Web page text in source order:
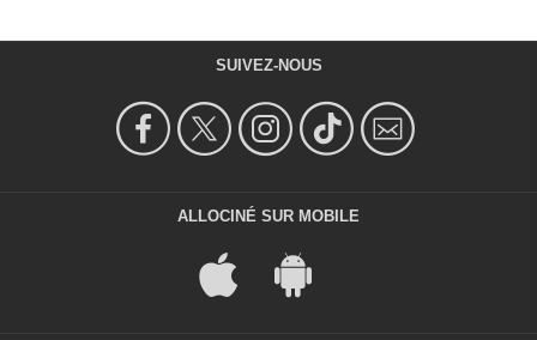
SUIVEZ-NOUS
ALLOCINÉ SUR MOBILE